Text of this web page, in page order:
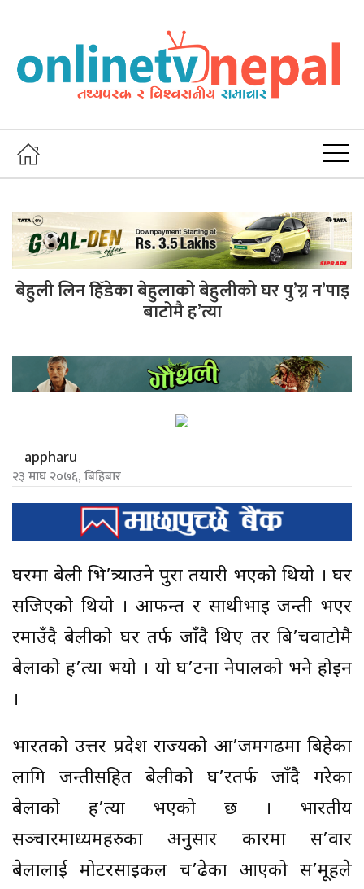
बेहुली लिन हिँडेका बेहुलाको बेहुलीको घर पु’ग्न न’पाइ
बाटोमै ह’त्या
appharu
२३ माघ २०७६, बिहिबार
घरमा बेहुली भि’त्र्याउने पुरा तयारी भएको थियो । घर
सजिएको थियो । आफन्त र साथीभाइ जन्ती भएर
रमाउँदै बेहुलीको घर तर्फ जाँदै थिए तर बि’चवाटोमै
बेहुलाको ह’त्या भयो । यो घ’टना नेपालको भने होइन
।
भारतको उत्तर प्रदेश राज्यको आ’जमगढमा बिहेका
लागि जन्तीसहित बेहुलीको घ’रतर्फ जाँदै गरेका
बेहुलाको ह’त्या भएको छ । भारतीय
सञ्चारमाध्यमहरुका अनुसार कारमा स’वार
बेहुलालाई मोटरसाइकल च’ढेका आएको स’मूहले